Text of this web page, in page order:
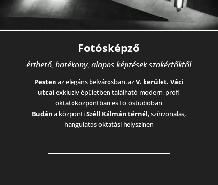
Fotósképző
érthető, hatékony, alapos képzések szakértőktől
Pesten az elegáns belvárosban, azV. kerület, Váci
utcaiexkluzív épületben található modern, profi
oktatóközpontban és fotóstúdióban
Budán a központiSzéll Kálmán térnél, színvonalas,
hangulatos oktatási helyszínen